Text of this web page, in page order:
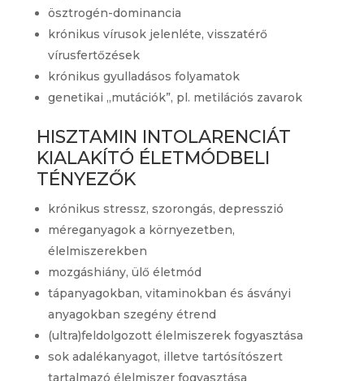
ösztrogén-dominancia
krónikus vírusok jelenléte, visszatérő
vírusfertőzések
krónikus gyulladásos folyamatok
genetikai „mutációk”, pl. metilációs zavarok
HISZTAMIN INTOLARENCIÁT
KIALAKÍTÓ ÉLETMÓDBELI
TÉNYEZŐK
krónikus stressz, szorongás, depresszió
méreganyagok a környezetben,
élelmiszerekben
mozgáshiány, ülő életmód
tápanyagokban, vitaminokban és ásványi
anyagokban szegény étrend
(ultra)feldolgozott élelmiszerek fogyasztása
sok adalékanyagot, illetve tartósítószert
tartalmazó élelmiszer fogyasztása